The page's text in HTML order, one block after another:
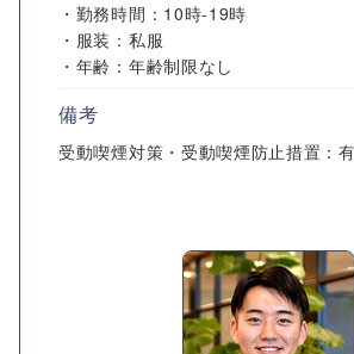
・勤務時間：10時-19時
・服装：私服
・年齢：年齢制限なし
備考
受動喫煙対策・受動喫煙防止措置：